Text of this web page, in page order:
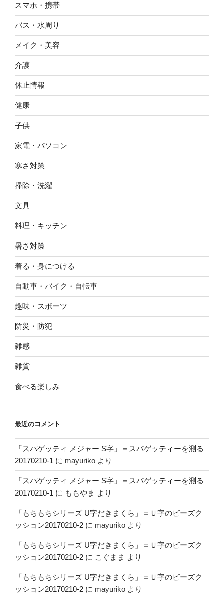
スマホ・携帯
バス・水周り
メイク・美容
介護
休止情報
健康
子供
家電・パソコン
寒さ対策
掃除・洗濯
文具
料理・キッチン
暑さ対策
着る・身につける
自動車・バイク・自転車
趣味・スポーツ
防災・防犯
雑感
雑貨
食べる楽しみ
最近のコメント
「スパゲッティ メジャー S字」＝スパゲッティーを測る
20170210-1 に mayuriko より
「スパゲッティ メジャー S字」＝スパゲッティーを測る
20170210-1 に ももやま より
「もちもちシリーズ U字だきまくら」＝Ｕ字のビーズク
ッション20170210-2 に mayuriko より
「もちもちシリーズ U字だきまくら」＝Ｕ字のビーズク
ッション20170210-2 に こぐまま より
「もちもちシリーズ U字だきまくら」＝Ｕ字のビーズク
ッション20170210-2 に mayuriko より